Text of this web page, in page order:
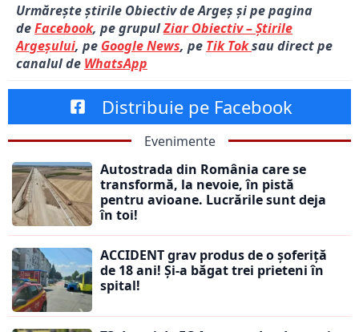
Urmărește știrile Obiectiv de Argeș și pe pagina
deFacebook, pe grupulZiar Obiectiv – Știrile
Argeșului, pe Google News, pe Tik Toksau direct pe
canalul de WhatsApp
Distribuie pe Facebook
Evenimente
Autostrada din România care se
transformă, la nevoie, în pistă
pentru avioane. Lucrările sunt deja
în toi!
ACCIDENT grav produs de o șoferiță
de 18 ani! Și-a băgat trei prieteni în
spital!